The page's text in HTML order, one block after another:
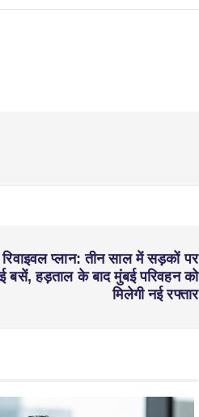
प्लान: तीन साल में सड़कों पर
बसें, हड़ताल के बाद मुंबई परिवहन को
मिलेगी नई रफ्तार